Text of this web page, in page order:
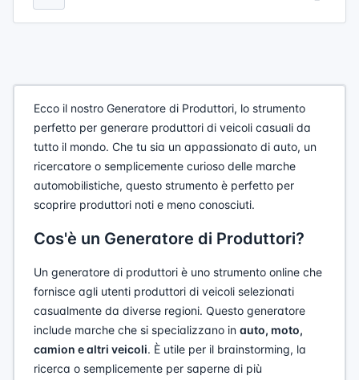
Ecco il nostro Generatore di Produttori, lo strumento
perfetto per generare produttori di veicoli casuali da
tutto il mondo. Che tu sia un appassionato di auto, un
ricercatore o semplicemente curioso delle marche
automobilistiche, questo strumento è perfetto per
scoprire produttori noti e meno conosciuti.
Cos'è un Generatore di Produttori?
Un generatore di produttori è uno strumento online che
fornisce agli utenti produttori di veicoli selezionati
casualmente da diverse regioni. Questo generatore
include marche che si specializzano in auto, moto,
camion e altri veicoli. È utile per il brainstorming, la
ricerca o semplicemente per saperne di più